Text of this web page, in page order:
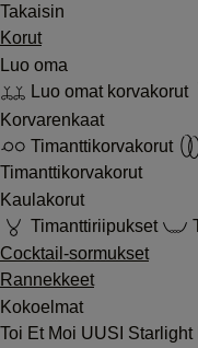
Takaisin
Korut
Luo oma
Luo omat korvakorut
Korvarenkaat
Timanttikorvakorut
Timanttikorvakorut
Kaulakorut
Timanttiriipukset
Cocktail-sormukset
Rannekkeet
Kokoelmat
Toi Et Moi UUSI Starlight